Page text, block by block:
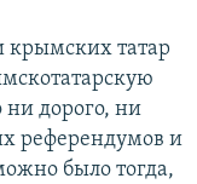
крымских татар
ни дорого, ни
референдумов и
было тогда,